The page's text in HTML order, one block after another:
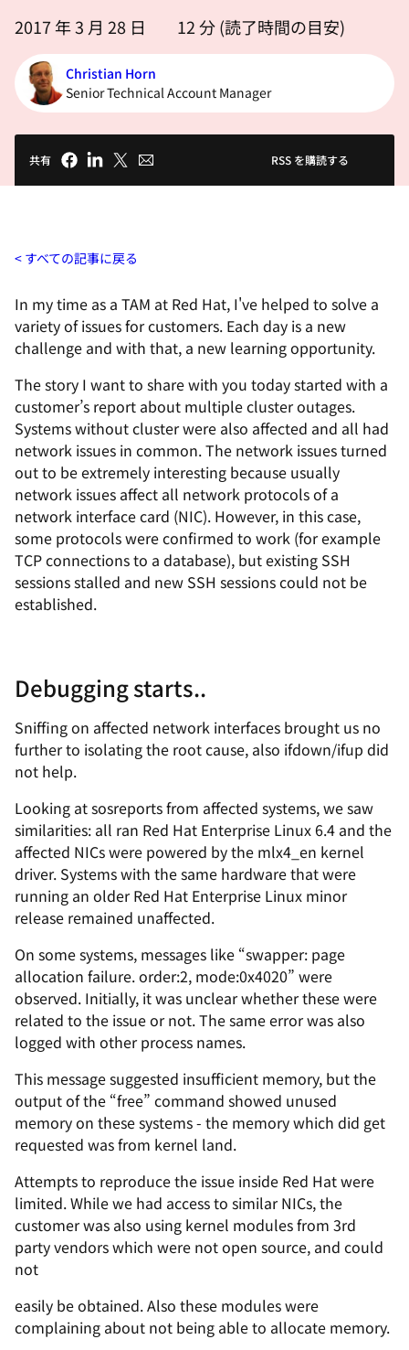
だ
い
2017 年 3 月 28 日 12分 (読了時間の目安)
Christian Horn
Senior Technical Account Manager
共有 RSS を購読する
すべての記事に戻る
In my time as a TAM at Red Hat, I've helped to solve a
variety of issues for customers. Each day is a new
challenge and with that, a new learning opportunity.
The story I want to share with you today started with a
customer’s report about multiple cluster outages.
Systems without cluster were also affected and all had
network issues in common. The network issues turned
out to be extremely interesting because usually
network issues affect all network protocols of a
network interface card (NIC). However, in this case,
some protocols were confirmed to work (for example
TCP connections to a database), but existing SSH
sessions stalled and new SSH sessions could not be
established.
Debugging starts..
Sniffing on affected network interfaces brought us no
further to isolating the root cause, also ifdown/ifup did
not help.
Looking at sosreports from affected systems, we saw
similarities: all ran Red Hat Enterprise Linux 6.4 and the
affected NICs were powered by the mlx4_en kernel
driver. Systems with the same hardware that were
running an older Red Hat Enterprise Linux minor
release remained unaffected.
On some systems, messages like “swapper: page
allocation failure. order:2, mode:0x4020” were
observed. Initially, it was unclear whether these were
related to the issue or not. The same error was also
logged with other process names.
This message suggested insufficient memory, but the
output of the “free” command showed unused
memory on these systems - the memory which did get
requested was from kernel land.
Attempts to reproduce the issue inside Red Hat were
limited. While we had access to similar NICs, the
customer was also using kernel modules from 3rd
party vendors which were not open source, and could
not
easily be obtained. Also these modules were
complaining about not being able to allocate memory.